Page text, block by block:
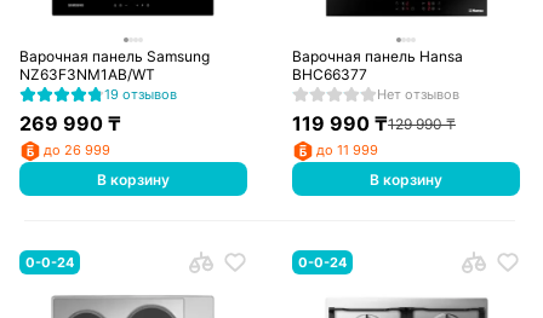
Варочная панель Samsung
NZ63F3NM1AB/WT
19 отзывов
269 990₸
до 26 999
В корзину
Варочная панель Hansa
BHC66377
Нет отзывов
119 990 ₸129 990₸
до 11 999
В корзину
0-0-24 0-0-24